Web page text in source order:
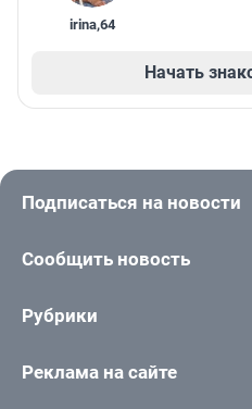
irina,64
Начать
Подписаться на новости
Сообщить новость
Рубрики
Реклама на сайте